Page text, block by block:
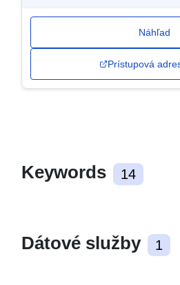
Náhľad
Prístupová
Keywords 14
Dátové služby 1